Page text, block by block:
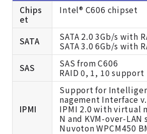
Chips
et
Intel® C606 chipset
SATA
SATA 2.0 3Gb/s with
SATA 3.0 6Gb/s with
SAS
SAS from C606
RAID 0, 1, 10 support
IPMI
Support for
nagement Interface
IPMI 2.0 with virtual
N and KVM-over-
Nuvoton WPCM450